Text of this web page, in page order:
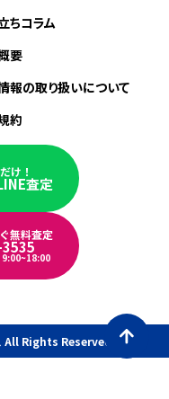
ちコラム
要
報の取り扱いについて
約
け！
査定
無料査定
9:00~18:00
Rights Reserved.